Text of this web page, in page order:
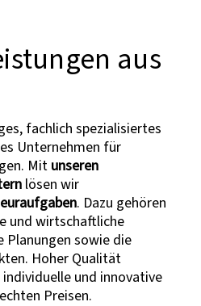
aus
fachlich spezialisiertes
Unternehmen für
Mit unseren
lösen wir
. Dazu gehören
und wirtschaftliche
sowie die
Hoher Qualität
und innovative
Preisen.